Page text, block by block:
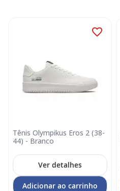
Tênis Olympikus Eros 2 (38-
44) - Branco
Ver detalhes
Adicionar ao carrinho